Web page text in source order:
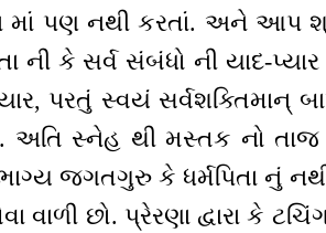
પણ નથી કરતાં. અને આપ
ની કે સર્વ સંબંધો ની યાદ-
પરતું સ્વયં સર્વશક્તિમાન્
અતિ સ્નેહ થી મસ્તક નો તાજ
જગતગુરુ કે ધર્મપિતા નું
વાળી છો. પ્રેરણા દ્વારા કે